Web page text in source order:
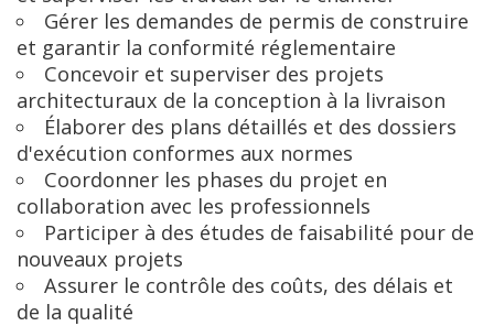
Gérer les demandes de permis de construire
et garantir la conformité réglementaire
Concevoir et superviser des projets
architecturaux de la conception à la livraison
Élaborer des plans détaillés et des dossiers
d'exécution conformes aux normes
Coordonner les phases du projet en
collaboration avec les professionnels
Participer à des études de faisabilité pour de
nouveaux projets
Assurer le contrôle des coûts, des délais et
de la qualité